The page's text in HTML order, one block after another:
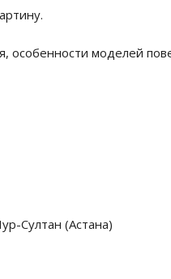
особенности моделей
Султан (Астана)